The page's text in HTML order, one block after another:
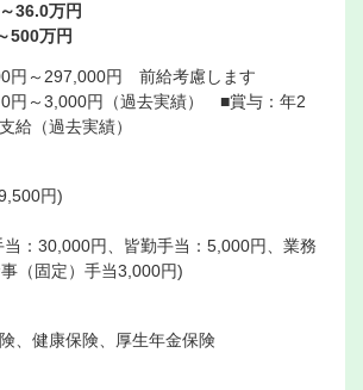
36.0万円
500万円
円～297,000円 前給考慮します
円～3,000円（過去実績） ■賞与：年2
（過去実績）
円)
：30,000円、皆勤手当：5,000円、業務
（固定）手当3,000円)
、健康保険、厚生年金保険